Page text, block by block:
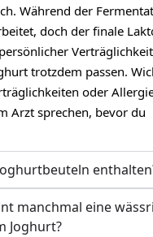
Während der
doch der finale
trotzdem passen.
oder
Arzt sprechen, bevor du
manchmal eine
Joghurt?